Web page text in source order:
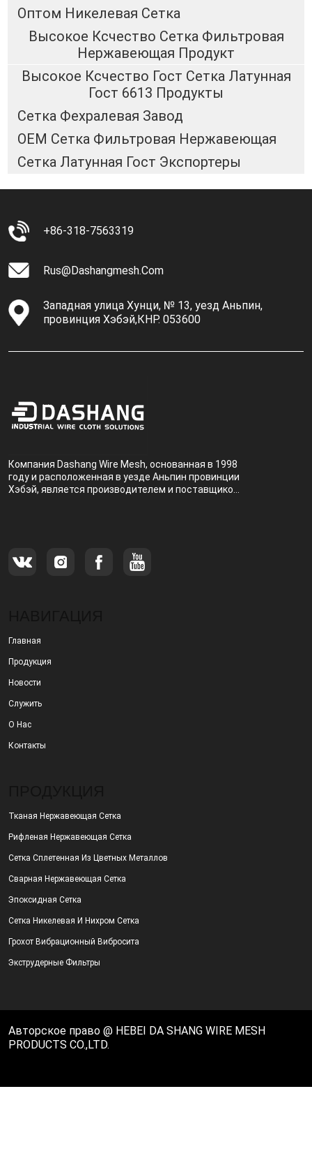
Оптом Никелевая Сетка
Высокое Ксчество Сетка Фильтровая
Нержавеющая Продукт
Высокое Ксчество Гост Сетка Латунная
Гост 6613 Продукты
Сетка Фехралевая Завод
OEM Сетка Фильтровая Нержавеющая
Сетка Латунная Гост Экспортеры
+86-318-7563319
Rus@dashangmesh.com
Западная улица Хунци, № 13, уезд Аньпин,
провинция Хэбэй,КНР. 053600
Компания Dashang Wire Mesh, основанная в 1998
году и расположенная в уезде Аньпин провинции
Хэбэй, является производителем и поставщиком,
Главная
Продукция
Новости
Служить
О Нас
Контакты
Тканая Нержавеющая Сетка
Рифленая Нержавеющая Сетка
Сетка Сплетенная Из Цветных Металлов
Сварная Нержавеющая Сетка
Эпоксидная Сетка
Сетка Никелевая И Нихром Сетка
Грохот Вибрационный Вибросита
Экструдерные Фильтры
Авторское право @ HEBEI DA SHANG WIRE MESH
PRODUCTS CO.,LTD.